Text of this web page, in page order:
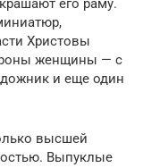
Христовы
женщины — с
и еще один
высшей
Выпуклые